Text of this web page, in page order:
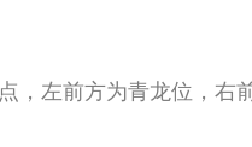
左前方为青龙位，